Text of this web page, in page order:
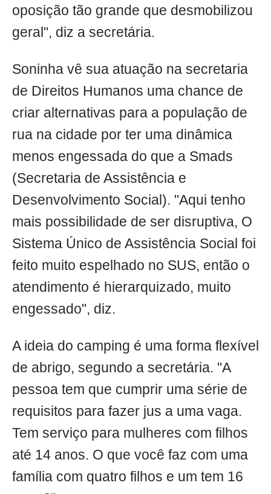
oposição tão grande que desmobilizou
geral", diz a secretária.
Soninha vê sua atuação na secretaria
de Direitos Humanos uma chance de
criar alternativas para a população de
rua na cidade por ter uma dinâmica
menos engessada do que a Smads
(Secretaria de Assistência e
Desenvolvimento Social). "Aqui tenho
mais possibilidade de ser disruptiva, O
Sistema Único de Assistência Social foi
feito muito espelhado no SUS, então o
atendimento é hierarquizado, muito
engessado", diz.
A ideia do camping é uma forma flexível
de abrigo, segundo a secretária. "A
pessoa tem que cumprir uma série de
requisitos para fazer jus a uma vaga.
Tem serviço para mulheres com filhos
até 14 anos. O que você faz com uma
família com quatro filhos e um tem 16